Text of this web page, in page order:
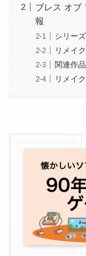
ブレス オブ
報
シリー
リメイ
関連作
リメイ